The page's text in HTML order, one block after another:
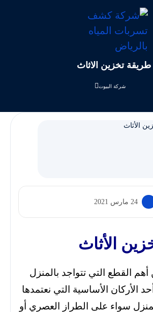
طريقة تخزين الأثاث
شركة البيوت
24 مارس 2021
الأثاث
أهم القطع التي تتواجد بالمنزل
الأركان الأساسية التي نعتمدها
سواء على الطراز العصري أو